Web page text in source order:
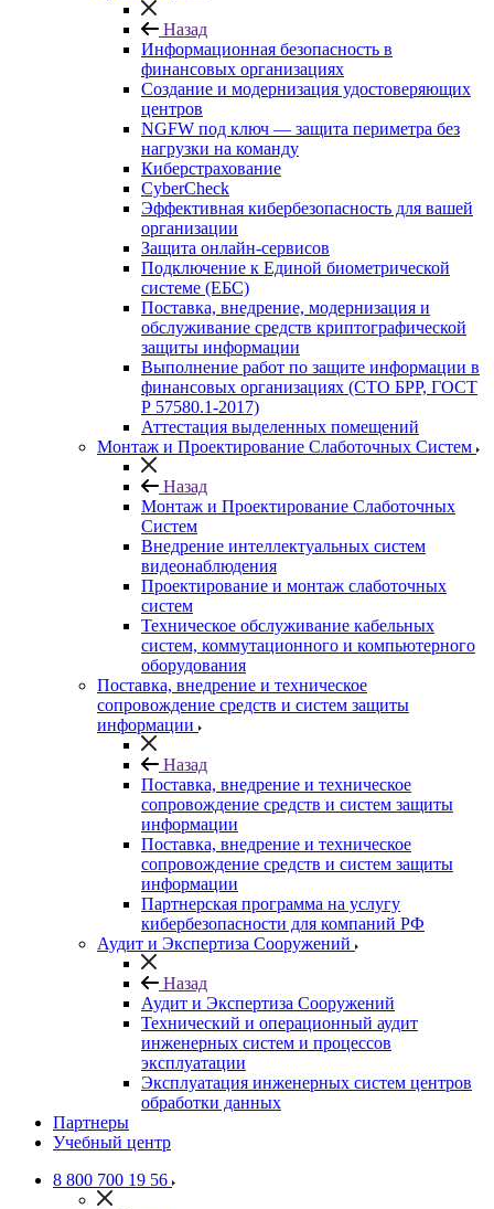
Назад
Информационная безопасность в
финансовых организациях
Создание и модернизация удостоверяющих
центров
NGFW под ключ — защита периметра без
нагрузки на команду
Киберстрахование
CyberCheck
Эффективная кибербезопасность для вашей
организации
Защита онлайн-сервисов
Подключение к Единой биометрической
системе (ЕБС)
Поставка, внедрение, модернизация и
обслуживание средств криптографической
защиты информации
Выполнение работ по защите информации в
финансовых организациях (СТО БРР, ГОСТ
Р 57580.1-2017)
Аттестация выделенных помещений
Монтаж и Проектирование Слаботочных Систем
Назад
Монтаж и Проектирование Слаботочных
Систем
Внедрение интеллектуальных систем
видеонаблюдения
Проектирование и монтаж слаботочных
систем
Техническое обслуживание кабельных
систем, коммутационного и компьютерного
оборудования
Поставка, внедрение и техническое
сопровождение средств и систем защиты
информации
Назад
Поставка, внедрение и техническое
сопровождение средств и систем защиты
информации
Поставка, внедрение и техническое
сопровождение средств и систем защиты
информации
Партнерская программа на услугу
кибербезопасности для компаний РФ
Аудит и Экспертиза Сооружений
Назад
Аудит и Экспертиза Сооружений
Технический и операционный аудит
инженерных систем и процессов
эксплуатации
Эксплуатация инженерных систем центров
обработки данных
Партнеры
Учебный центр
8 800 700 19 56